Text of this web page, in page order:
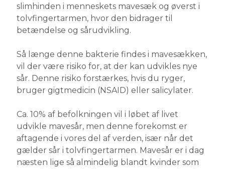
slimhinden i menneskets mavesæk og øverst i
tolvfingertarmen, hvor den bidrager til
betændelse og sårudvikling.
Så længe denne bakterie findes i mavesækken,
vil der være risiko for, at der kan udvikles nye
sår. Denne risiko forstærkes, hvis du ryger,
bruger gigtmedicin (NSAID) eller salicylater.
Ca. 10% af befolkningen vil i løbet af livet
udvikle mavesår, men denne forekomst er
aftagende i vores del af verden, især når det
gælder sår i tolvfingertarmen. Mavesår er i dag
næsten lige så almindelig blandt kvinder som